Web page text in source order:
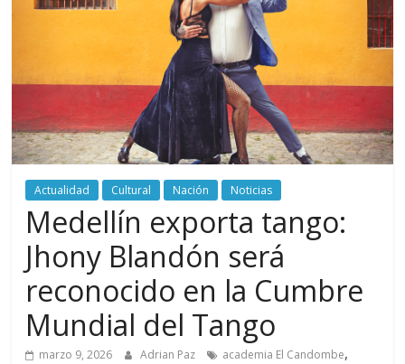
periodismo
Politécnico
Grancolombiano
Actualidad Cultural Nación Noticias
Medellín exporta tango:
Jhony Blandón será
reconocido en la Cumbre
Mundial del Tango
marzo 9, 2026 Adrian Paz academia El Candombe,